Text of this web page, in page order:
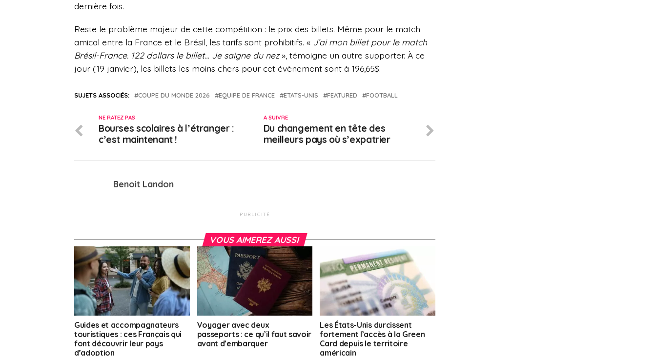
dernière fois.
Reste le problème majeur de cette compétition : le prix des billets. Même pour le match
amical entre la France et le Brésil, les tarifs sont prohibitifs. « J’ai mon billet pour le match
Brésil-France. 122 dollars le billet… Je saigne du nez», témoigne un autre supporter. À ce
jour (19 janvier), les billets les moins chers pour cet évènement sont à 196,65$.
SUJETS ASSOCIÉS: COUPE DU MONDE 2026 EQUIPE DE FRANCE ETATS-UNIS FEATURED FOOTBALL
A SUIVRE
Du changement en tête des
meilleurs pays où s’expatrier
NE RATEZ PAS
Bourses scolaires à l’étranger :
c’est maintenant !
Benoit Landon
PUBLICITÉ
VOUS AIMEREZ AUSSI
Guides et accompagnateurs
touristiques : ces Français qui
font découvrir leur pays
d’adoption
Voyager avec deux
passeports : ce qu’il faut savoir
avant d’embarquer
Les États-Unis durcissent
fortement l’accès à la Green
Card depuis le territoire
américain